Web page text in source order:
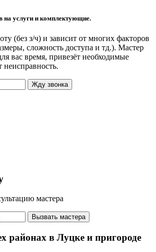
на услуги и комплектующие.
(без з/ч) и зависит от многих факторов
сложность доступа и тд.). Мастер
вас время, привезёт необходимые
неисправность.
Жду звонка
мастера
Вызвать мастера
районах в Луцке и пригороде